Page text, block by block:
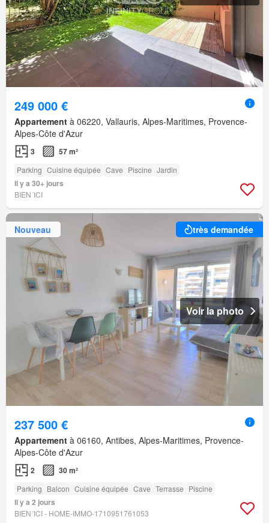
249 000 €
Appartement à 06220, Vallauris, Alpes-Maritimes, Provence-
Alpes-Côte d'Azur
3 57 m²
Parking Cuisine équipée Cave Piscine Jardin
Il y a 30+ jours
BIEN´ICI
Nouveau très demandée
Voir la photo
237 500 €
Appartement à 06160, Antibes, Alpes-Maritimes, Provence-
Alpes-Côte d'Azur
2 30 m²
Parking Balcon Cuisine équipée Cave Terrasse Piscine
Il y a 2 jours
BIEN´ICI - HOME-IMMO-1710951761053